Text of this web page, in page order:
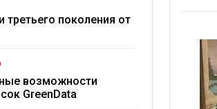
поколения от
возможности
GreenData